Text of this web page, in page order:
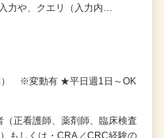
力や、クエリ（入力内…
） ※変動有 ★平日週1日～OK
（正看護師、薬剤師、臨床検査